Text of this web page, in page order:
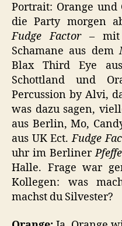
Portrait: Orange
die Party morgen
Fudge Factor– mit
Schamane aus dem
Blax Third Eye
Schottland und
Percussion by Alvi,
was dazu sagen,
aus Berlin, Mo,
aus UK Ect.Fudge
uhr im Berliner
Halle. Frage war
Kollegen: was
machst du Silvester?